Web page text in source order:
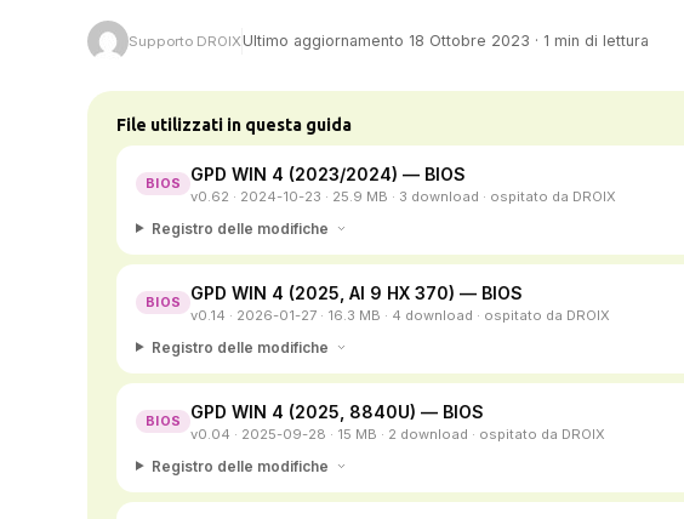
Supporto DROIX Ultimo aggiornamento 18 Ottobre 2023 · 1 min di lettura
File utilizzati in questa guida
BIOS GPD WIN 4 (2023/2024) — BIOS
v0.62 · 2024-10-23 · 25.9 MB · 3 download · ospitato da DROIX
Registro delle modifiche
BIOS GPD WIN 4 (2025, AI 9 HX 370) — BIOS
v0.14 · 2026-01-27 · 16.3 MB · 4 download · ospitato da DROIX
Registro delle modifiche
BIOS GPD WIN 4 (2025, 8840U) — BIOS
v0.04 · 2025-09-28 · 15 MB · 2 download · ospitato da DROIX
Registro delle modifiche